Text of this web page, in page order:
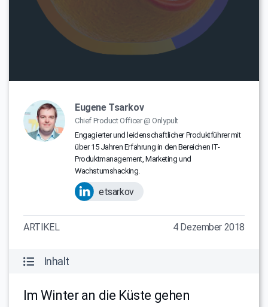
Eugene Tsarkov
Chief Product Officer @ Onlypult
Engagierter und leidenschaftlicher Produktführer mit
über 15 Jahren Erfahrung in den Bereichen IT-
Produktmanagement, Marketing und
Wachstumshacking.
etsarkov
ARTIKEL 4 Dezember 2018
Inhalt
Im Winter an die Küste gehen